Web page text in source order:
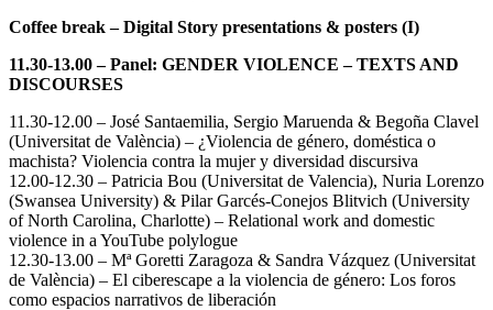
Coffee break – Digital Story presentations & posters (I)
11.30-13.00 – Panel: GENDER VIOLENCE – TEXTS AND
DISCOURSES
11.30-12.00 – José Santaemilia, Sergio Maruenda & Begoña Clavel
(Universitat de València) – ¿Violencia de género, doméstica o
machista? Violencia contra la mujer y diversidad discursiva
12.00-12.30 – Patricia Bou (Universitat de Valencia), Nuria Lorenzo
(Swansea University) & Pilar Garcés-Conejos Blitvich (University
of North Carolina, Charlotte) – Relational work and domestic
violence in a YouTube polylogue
12.30-13.00 – Mª Goretti Zaragoza & Sandra Vázquez (Universitat
de València) – El ciberescape a la violencia de género: Los foros
como espacios narrativos de liberación